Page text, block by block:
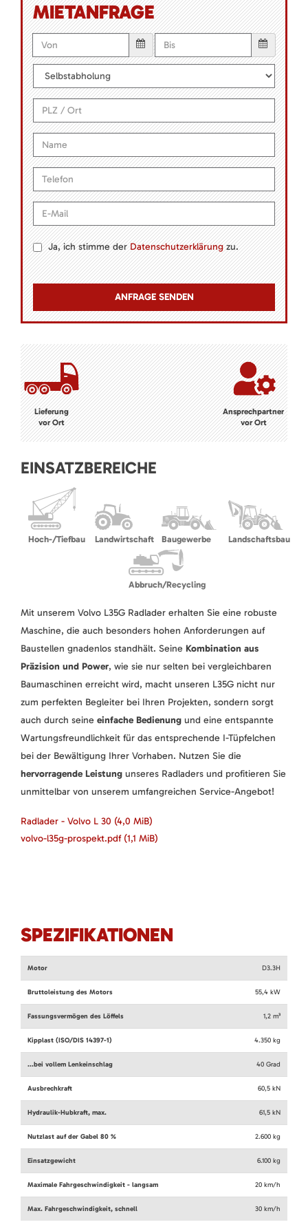
MIETANFRAGE
Ja, ich stimme derDatenschutzerklärungzu.
Lieferung
vor Ort
Ansprechpartner
vor Ort
EINSATZBEREICHE
Hoch-/Tiefbau Landwirtschaft Baugewerbe Landschaftsbau
Abbruch/Recycling
Mit unserem Volvo L35G Radlader erhalten Sie eine robuste
Maschine, die auch besonders hohen Anforderungen auf
Baustellen gnadenlos standhält. Seine Kombination aus
Präzision und Power, wie sie nur selten bei vergleichbaren
Baumaschinen erreicht wird, macht unseren L35G nicht nur
zum perfekten Begleiter bei Ihren Projekten, sondern sorgt
auch durch seine einfache Bedienung und eine entspannte
Wartungsfreundlichkeit für das entsprechende I-Tüpfelchen
bei der Bewältigung Ihrer Vorhaben. Nutzen Sie die
hervorragende Leistung unseres Radladers und profitieren Sie
unmittelbar von unserem umfangreichen Service-Angebot!
Radlader - Volvo L 30 (4,0 MiB)
volvo-l35g-prospekt.pdf (1,1 MiB)
SPEZIFIKATIONEN
Motor D3.3H
Bruttoleistung des Motors 55,4 kW
Fassungsvermögen des Löffels 1,2 m³
Kipplast (ISO/DIS 14397-1) 4.350 kg
...bei vollem Lenkeinschlag 40 Grad
Ausbrechkraft 60,5 kN
Hydraulik-Hubkraft, max. 61,5 kN
Nutzlast auf der Gabel 80 % 2.600 kg
Einsatzgewicht 6.100 kg
Maximale Fahrgeschwindigkeit - langsam 20 km/h
Max. Fahrgeschwindigkeit, schnell 30 km/h